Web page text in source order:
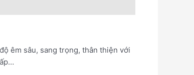
êm sâu, sang trọng, thân thiện với